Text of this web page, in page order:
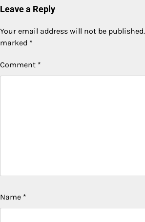
Leave a Reply
Your email address will not be published.
marked *
Comment *
Name *